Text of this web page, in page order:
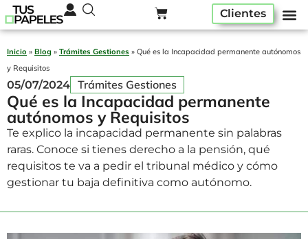
Clientes
Inicio » Blog » Trámites Gestiones » Qué es la Incapacidad permanente autónomos
y Requisitos
05/07/2024 Trámites Gestiones
Qué es la Incapacidad permanente
autónomos y Requisitos
Te explico la incapacidad permanente sin palabras
raras. Conoce si tienes derecho a la pensión, qué
requisitos te va a pedir el tribunal médico y cómo
gestionar tu baja definitiva como autónomo.